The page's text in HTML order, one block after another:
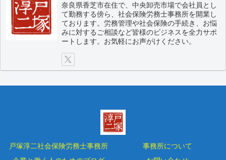
奈良県香芝市在住で、中央卸売市場で会社員とし
て勤務する傍ら、社会保険労務士事務所を開業し
ております。労務管理や社会保険の手続き、お悩
みに対するご相談など皆様のビジネスを全力サポ
ートします。お気軽にお声がけください。
戸塚淳二社会保険労務士事務所
事務所について